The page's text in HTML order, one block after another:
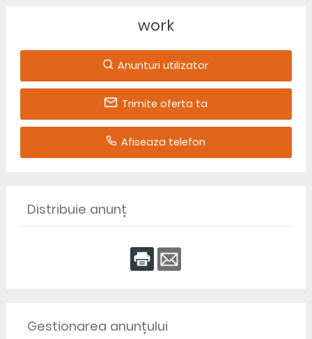
work
Anunturi utilizator
Trimite oferta ta
Afiseaza telefon
Distribuie anunț
Gestionarea anunțului